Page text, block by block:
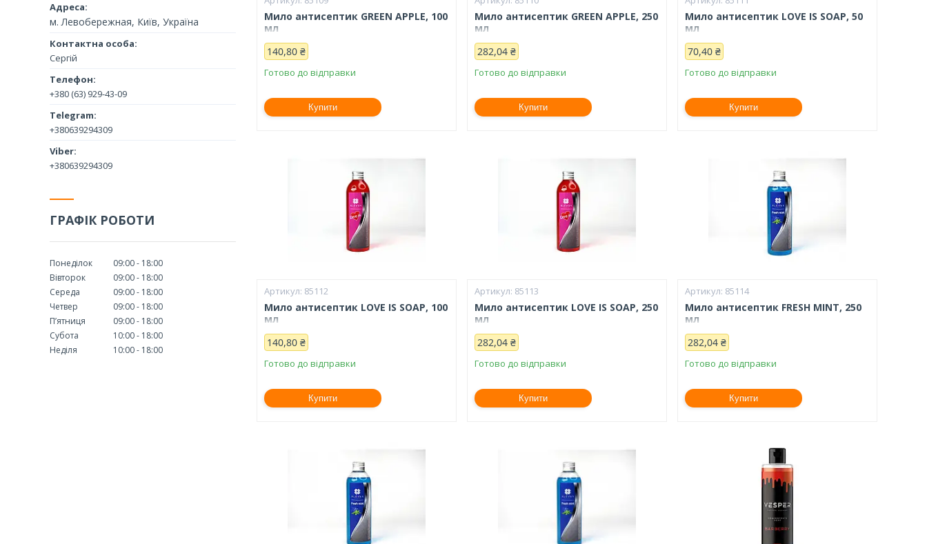
Мило антисептик GREEN APPLE, 100
мл
140,80 ₴
Готово до відправки
Купити
Мило антисептик GREEN APPLE, 250
мл
282,04 ₴
Готово до відправки
Купити
Мило антисептик LOVE IS SOAP, 50
мл
70,40 ₴
Готово до відправки
Купити
85112
Мило антисептик LOVE IS SOAP, 100
мл
140,80 ₴
Готово до відправки
Купити
85113
Мило антисептик LOVE IS SOAP, 250
мл
282,04 ₴
Готово до відправки
Купити
85114
Мило антисептик FRESH MINT, 250
мл
282,04 ₴
Готово до відправки
Купити
м. Левобережная, Київ, Україна
Сергій
+380 (63) 929-43-09
+380639294309
+380639294309
ГРАФІК РОБОТИ
Понеділок 09:00
18:00
Вівторок
09:00
18:00
Середа
09:00
18:00
Четвер
09:00
18:00
Пʼятниця
09:00
18:00
Субота
10:00
18:00
Неділя
10:00 18:00